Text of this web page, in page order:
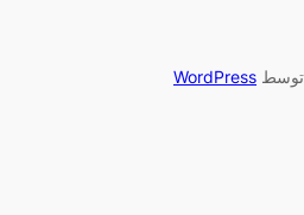
WordPress